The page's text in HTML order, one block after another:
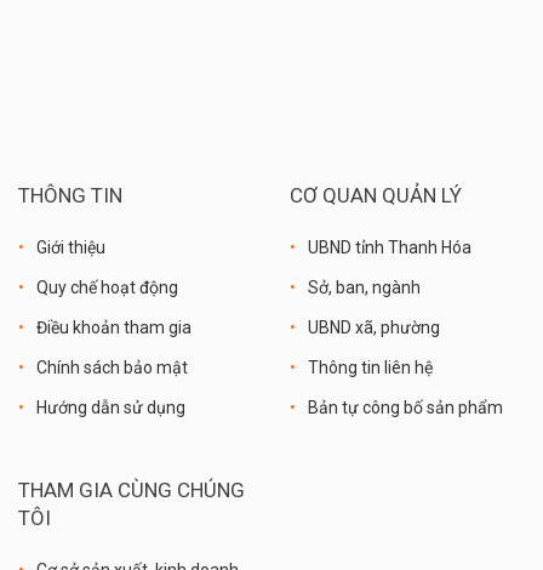
THÔNG TIN
Giới thiệu
Quy chế hoạt động
Điều khoản tham gia
Chính sách bảo mật
Hướng dẫn sử dụng
CƠ QUAN QUẢN LÝ
UBND tỉnh Thanh Hóa
Sở, ban, ngành
UBND xã, phường
Thông tin liên hệ
Bản tự công bố sản phẩm
THAM GIA CÙNG CHÚNG
TÔI